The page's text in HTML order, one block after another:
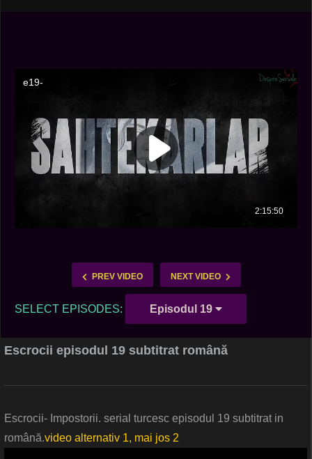
PREV VIDEO NEXT VIDEO
SELECT EPISODES: Episodul 19
Escrocii episodul 19 subtitrat română
Escrocii- Impostorii. serial turcesc episodul 19 subtitrat in
română.video alternativ 1, mai jos 2